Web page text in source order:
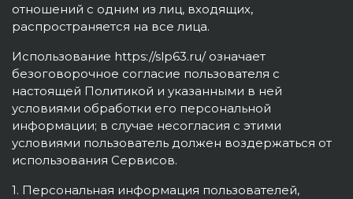
отношений с одним из лиц, входящих,
распространяется на все лица.
Использование https://slp63.ru/ означает
безоговорочное согласие пользователя с
настоящей Политикой и указанными в ней
условиями обработки его персональной
информации; в случае несогласия с этими
условиями пользователь должен воздержаться от
использования Сервисов.
1. Персональная информация пользователей,